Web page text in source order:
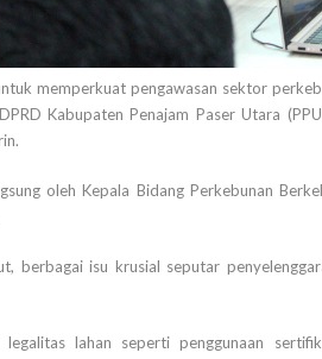
memperkuat pengawasan sektor
Kabupaten Penajam Paser Utara
oleh Kepala Bidang Perkebunan
berbagai isu krusial seputar
legalitas lahan seperti penggunaan